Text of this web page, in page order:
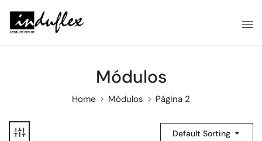
Módulos
Home Módulos Página 2
Default Sorting